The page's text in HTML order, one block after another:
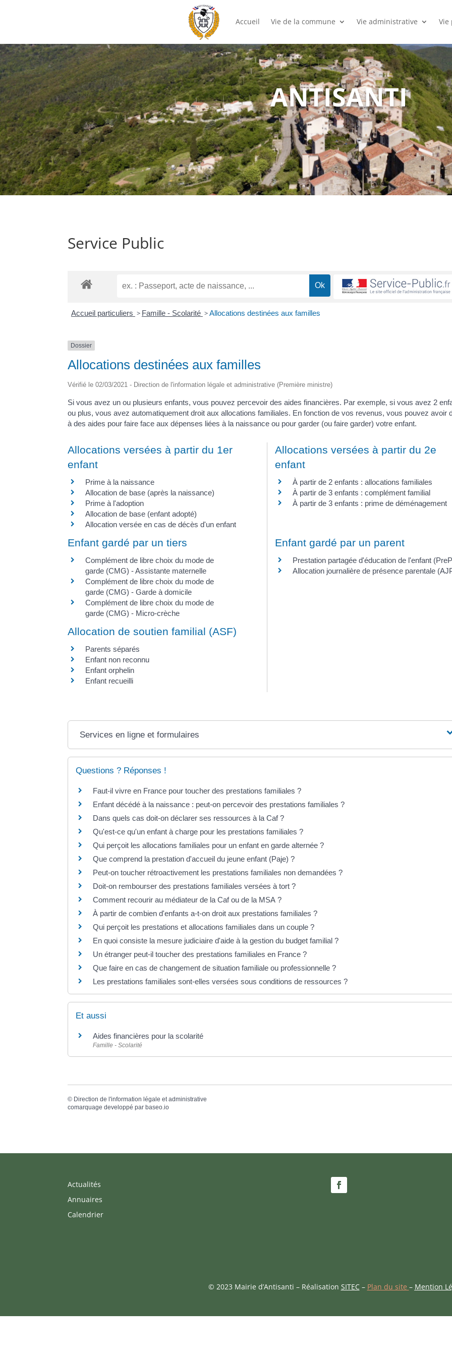
Accueil Vie de la commune Vie administrative Vie
ANTISANTI
Service Public
Accueil particuliers > Famille - Scolarité >Allocations destinées aux familles
Dossier
Allocations destinées aux familles
Vérifié le 02/03/2021 - Direction de l'information légale et administrative (Première ministre)
Si vous avez un ou plusieurs enfants, vous pouvez percevoir des aides financières. Par exemple, si vous avez 2
ou plus, vous avez automatiquement droit aux allocations familiales. En fonction de vos revenus, vous pouvez avoir
à des aides pour faire face aux dépenses liées à la naissance ou pour garder (ou faire garder) votre enfant.
Allocations versées à partir du 1er
enfant
Prime à la naissance
Allocation de base (après la naissance)
Prime à l'adoption
Allocation de base (enfant adopté)
Allocation versée en cas de décès d'un enfant
Allocations versées à partir du 2e
enfant
À partir de 2 enfants : allocations familiales
À partir de 3 enfants : complément familial
À partir de 3 enfants : prime de déménagement
Enfant gardé par un tiers
Complément de libre choix du mode de
garde (CMG) - Assistante maternelle
Complément de libre choix du mode de
garde (CMG) - Garde à domicile
Complément de libre choix du mode de
garde (CMG) - Micro-crèche
Enfant gardé par un parent
Prestation partagée d'éducation de l'enfant
Allocation journalière de présence parentale
Allocation de soutien familial (ASF)
Parents séparés
Enfant non reconnu
Enfant orphelin
Enfant recueilli
Services en ligne et formulaires
Questions ? Réponses !
Faut-il vivre en France pour toucher des prestations familiales ?
Enfant décédé à la naissance : peut-on percevoir des prestations familiales ?
Dans quels cas doit-on déclarer ses ressources à la Caf ?
Qu'est-ce qu'un enfant à charge pour les prestations familiales ?
Qui perçoit les allocations familiales pour un enfant en garde alternée ?
Que comprend la prestation d'accueil du jeune enfant (Paje) ?
Peut-on toucher rétroactivement les prestations familiales non demandées ?
Doit-on rembourser des prestations familiales versées à tort ?
Comment recourir au médiateur de la Caf ou de la MSA ?
À partir de combien d'enfants a-t-on droit aux prestations familiales ?
Qui perçoit les prestations et allocations familiales dans un couple ?
En quoi consiste la mesure judiciaire d'aide à la gestion du budget familial ?
Un étranger peut-il toucher des prestations familiales en France ?
Que faire en cas de changement de situation familiale ou professionnelle ?
Les prestations familiales sont-elles versées sous conditions de ressources ?
Et aussi
Aides financières pour la scolarité
Famille - Scolarité
© Direction de l'information légale et administrative
comarquage developpé par baseo.io
Actualités
Annuaires
Calendrier
© 2023 Mairie d’Antisanti – Réalisation SITEC – Plan du site – Mention